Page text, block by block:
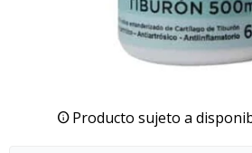
Producto sujeto a